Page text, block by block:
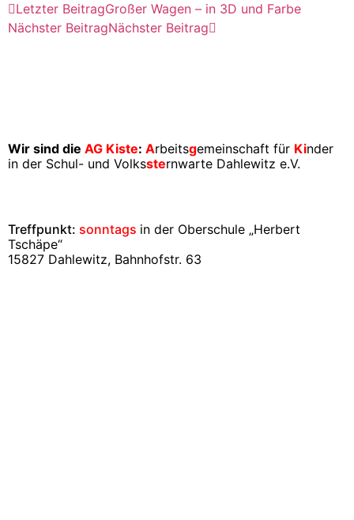
Letzter BeitragGroßer Wagen – in 3D und Farbe
Nächster BeitragNächster Beitrag
Wir sind die AG Kiste: Arbeitsgemeinschaft für Kinder
in der Schul- und Volkssternwarte Dahlewitz e.V.
Treffpunkt: sonntags in der Oberschule „Herbert
Tschäpe“
15827 Dahlewitz, Bahnhofstr. 63